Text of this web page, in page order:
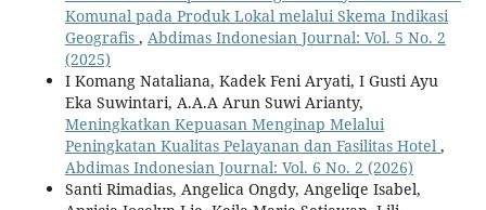
Komunal pada Produk Lokal melalui Skema Indikasi
Geografis , Abdimas Indonesian Journal: Vol. 5 No. 2
(2025)
I Komang Nataliana, Kadek Feni Aryati, I Gusti Ayu
Eka Suwintari, A.A.A Arun Suwi Arianty,
Meningkatkan Kepuasan Menginap Melalui
Peningkatan Kualitas Pelayanan dan Fasilitas Hotel ,
Abdimas Indonesian Journal: Vol. 6 No. 2 (2026)
Santi Rimadias, Angelica Ongdy, Angeliqe Isabel,